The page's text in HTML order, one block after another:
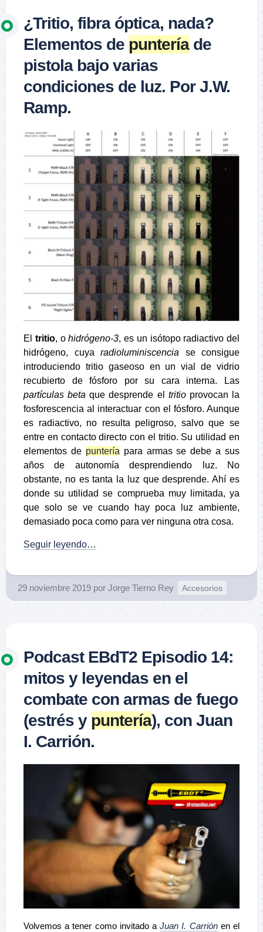
¿Tritio, fibra óptica, nada?
Elementos de punteríade
pistola bajo varias
condiciones de luz. Por J.W.
Ramp.
El tritio, ohidrógeno-3, es un isótopo radiactivo del
hidrógeno, cuya radioluminiscencia se consigue
introduciendo tritio gaseoso en un vial de vidrio
recubierto de fósforo por su cara interna. Las
partículas beta que desprende el tritioprovocan la
fosforescencia al interactuar con el fósforo. Aunque
es radiactivo, no resulta peligroso, salvo que se
entre en contacto directo con el tritio. Su utilidad en
elementos de punteríapara armas se debe a sus
años de autonomía desprendiendo luz. No
obstante, no es tanta la luz que desprende. Ahí es
donde su utilidad se comprueba muy limitada, ya
que solo se ve cuando hay poca luz ambiente,
demasiado poca como para ver ninguna otra cosa.
Seguir leyendo…
29 noviembre 2019 por Jorge Tierno Rey Accesorios
Podcast EBdT2 Episodio 14:
mitos y leyendas en el
combate con armas de fuego
(estrés y puntería), con Juan
I. Carrión.
Volvemos a tener como invitado aJuan I. Carriónen el